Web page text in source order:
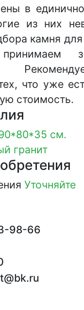
в
из них
камня
что уже
стоимость.
см.
гранит
Уточняйте
98-66